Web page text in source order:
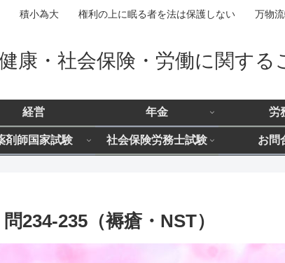
積小為大 権利の上に眠る者を法は保護しない 万物流
康・社会保険・労働に関する
経営 年金 労
剤師国家試験 社会保険労務士試験 お問
235（褥瘡・NST）